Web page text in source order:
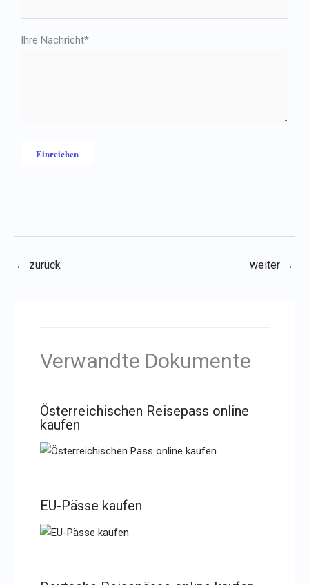
Ihre Nachricht*
← zurück weiter →
Verwandte Dokumente
Österreichischen Reisepass online
kaufen
EU-Pässe kaufen